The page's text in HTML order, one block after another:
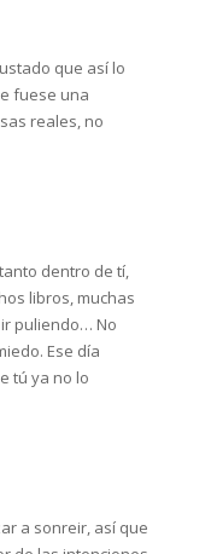
que así lo
fuese una
reales, no
dentro de tí,
libros, muchas
puliendo… No
Ese día
tú ya no lo
a sonreir, así que